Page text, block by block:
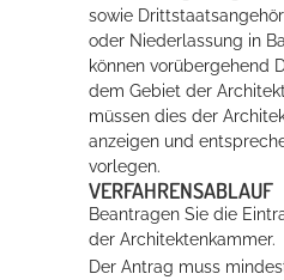
sowie
oder Niederlassung in
können vorübergehend
dem Gebiet der
müssen dies der
anzeigen und
vorlegen.
VERFAHRENSABLAUF
Beantragen Sie die
der Architektenkammer.
Der Antrag muss